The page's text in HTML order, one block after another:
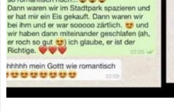
s
S